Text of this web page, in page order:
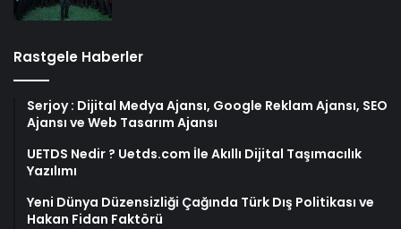
Rastgele Haberler
Serjoy : Dijital Medya Ajansı, Google Reklam Ajansı, SEO
Ajansı ve Web Tasarım Ajansı
UETDS Nedir ? Uetds.com İle Akıllı Dijital Taşımacılık
Yazılımı
Yeni Dünya Düzensizliği Çağında Türk Dış Politikası ve
Hakan Fidan Faktörü